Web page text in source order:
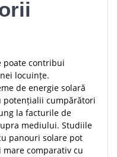
poate contribui
locuințe.
de energie solară
potențialii cumpărători
la facturile de
mediului. Studiile
panouri solare pot
mare comparativ cu